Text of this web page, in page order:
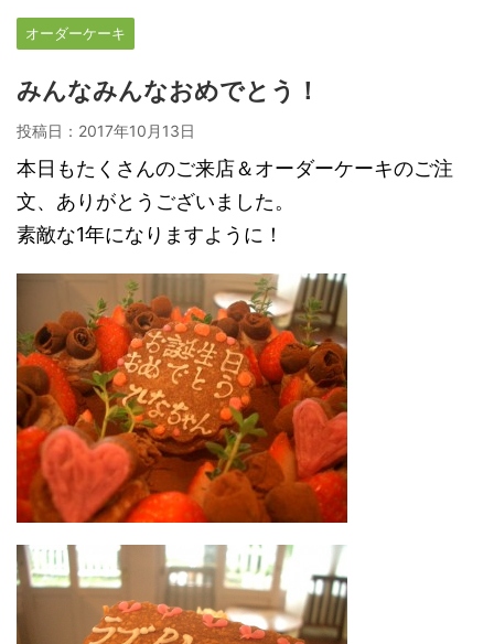
オーダーケーキ
みんなみんなおめでとう！
投稿日： 2017年10月13日
本日もたくさんのご来店＆オーダーケーキのご注
文、ありがとうございました。
素敵な1年になりますように！